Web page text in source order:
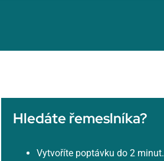
Hledáte řemeslníka?
Vytvoříte poptávku do 2 minut.